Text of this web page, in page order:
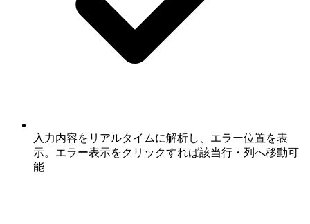
入力内容をリアルタイムに解析し、エラー位置を表
示。エラー表示をクリックすれば該当行・列へ移動可
能